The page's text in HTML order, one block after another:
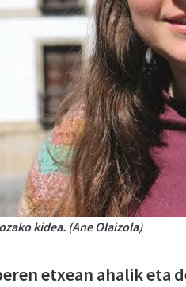
kidea. (Ane Olaizola)
etxean ahalik eta